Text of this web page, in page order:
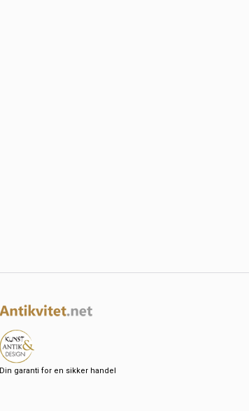
Din garanti for en sikker handel